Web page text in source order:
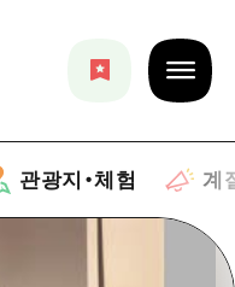
관광지・체험 계